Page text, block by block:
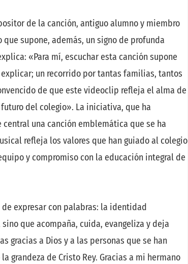
de la canción, antiguo alumno y miembro
supone, además, un signo de profunda
«Para mí, escuchar esta canción supone
un recorrido por tantas familias, tantos
de que este videoclip refleja el alma de
del colegio». La iniciativa, que ha
una canción emblemática que se ha
refleja los valores que han guiado al colegio
y compromiso con la educación integral de
expresar con palabras: la identidad
que acompaña, cuida, evangeliza y deja
gracias a Dios y a las personas que se han
grandeza de Cristo Rey. Gracias a mi hermano